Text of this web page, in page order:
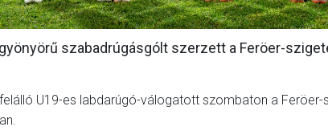
szabadrúgásgólt szerzett a Feröer-
U19-es labdarúgó-válogatott szombaton a